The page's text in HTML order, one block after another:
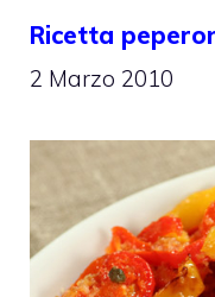
Ricetta
2 Marzo 2010